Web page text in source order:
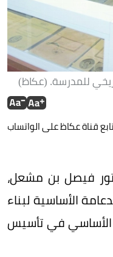
للمدرسة. (عكاظ)
قناة عكاظ على الواتساب
فيصل بن مشعل،
الأساسية لبناء
الأساسي في تأسيس